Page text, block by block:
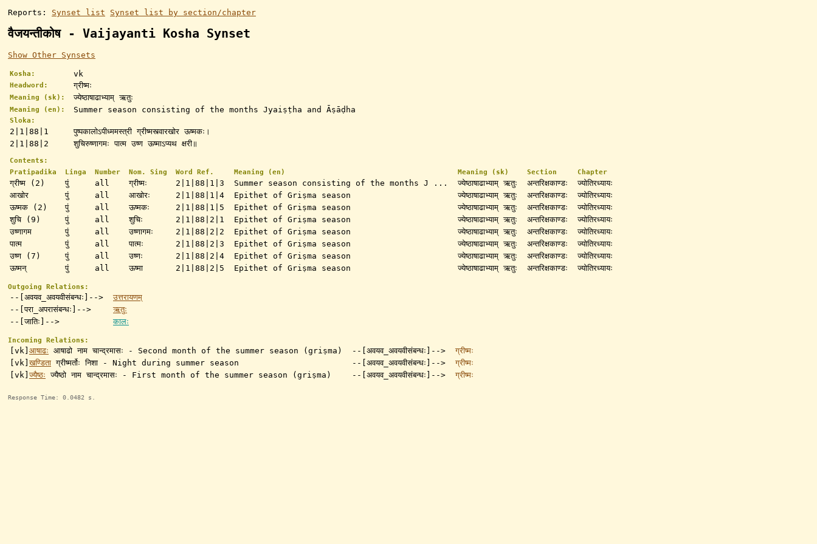
Reports: Synset list Synset list by section/chapter
वैजयन्तीकोष - Vaijayanti Kosha Synset
Show Other Synsets
Kosha: vk
Headword: ग्रीष्मः
Meaning (sk): ज्येष्ठाषाढाभ्याम् ऋतुः
Meaning (en): Summer season consisting of the months Jyaiṣṭha and Āṣāḍha
Sloka:
2|1|88|1
पुष्पकालोऽपीध्ममस्त्री ग्रीष्मस्त्वारखोर ऊष्मकः।
2|1|88|2
शुचिरुष्णागमः पात्म उष्ण ऊष्माऽप्यथ क्षरी॥
Contents:
Pratipadika
Linga Number Nom. Sing Word Ref. Meaning (en) Meaning (sk) Section Chapter
ग्रीष्म (2) पुं all ग्रीष्मः 2|1|88|1|3 Summer season consisting of the months J ... ज्येष्ठाषाढाभ्याम् ऋतुः अन्तरिक्षकाण्डः
ज्योतिरध्यायः
आखोर
पुं all आखोरः 2|1|88|1|4 Epithet of Griṣma season ज्येष्ठाषाढाभ्याम् ऋतुः अन्तरिक्षकाण्डः
ज्योतिरध्यायः
ऊष्मक (2)
पुं all ऊष्मकः 2|1|88|1|5 Epithet of Griṣma season ज्येष्ठाषाढाभ्याम् ऋतुः अन्तरिक्षकाण्डः
ज्योतिरध्यायः
शुचि (9)
पुं all शुचिः 2|1|88|2|1 Epithet of Griṣma season ज्येष्ठाषाढाभ्याम् ऋतुः अन्तरिक्षकाण्डः
ज्योतिरध्यायः
उष्णागम
पुं all उष्णागमः 2|1|88|2|2 Epithet of Griṣma season ज्येष्ठाषाढाभ्याम् ऋतुः अन्तरिक्षकाण्डः
ज्योतिरध्यायः
पात्म
पुं all पात्मः 2|1|88|2|3 Epithet of Griṣma season ज्येष्ठाषाढाभ्याम् ऋतुः अन्तरिक्षकाण्डः
ज्योतिरध्यायः
उष्ण (7)
पुं all उष्णः 2|1|88|2|4 Epithet of Griṣma season ज्येष्ठाषाढाभ्याम् ऋतुः अन्तरिक्षकाण्डः
ज्योतिरध्यायः
ऊष्मन्
पुं all ऊष्मा 2|1|88|2|5 Epithet of Griṣma season ज्येष्ठाषाढाभ्याम् ऋतुः अन्तरिक्षकाण्डः ज्योतिरध्यायः
Outgoing Relations:
--[अवयव_अवयवीसंबन्धः]-->
उत्तरायणम्
--[परा_अपरासंबन्धः]-->
ऋतुः
--[जातिः]-->
कालः
Incoming Relations:
[vk] आषाढः आषाढो नाम चान्द्रमासः - Second month of the summer season (griṣma) --[अवयव_अवयवीसंबन्धः]-->
ग्रीष्मः
[vk]खण्डिता ग्रीष्मर्तोः निशा - Night during summer season --[अवयव_अवयवीसंबन्धः]-->
ग्रीष्मः
[vk]ज्यैष्ठः ज्यैष्ठो नाम चान्द्रमासः - First month of the summer season (griṣma) --[अवयव_अवयवीसंबन्धः]--> ग्रीष्मः
Response Time: 0.0482 s.